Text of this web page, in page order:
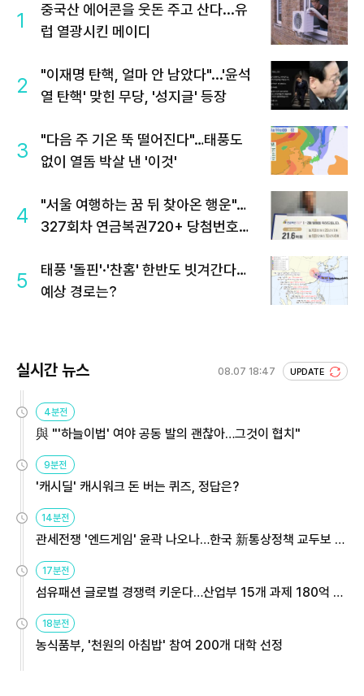
1
중국산 에어콘을 웃돈 주고 산다...유
럽 열광시킨 메이디
2
"이재명 탄핵, 얼마 안 남았다"...'윤석
열 탄핵' 맞힌 무당, '성지글' 등장
3
"다음 주 기온 뚝 떨어진다"…태풍도
없이 열돔 박살 낸 '이것'
4
"서울 여행하는 꿈 뒤 찾아온 행운"…
327회차 연금복권720+ 당첨번호조
5
태풍 '돌핀'·'찬홈' 한반도 빗겨간다…
예상 경로는?
실시간 뉴스 08.07 18:47 UPDATE
4분전
與 "'하늘이법' 여야 공동 발의 괜찮아…그것이 협치"
9분전
'캐시딜' 캐시워크 돈 버는 퀴즈, 정답은?
14분전
관세전쟁 '엔드게임' 윤곽 나오나…한국 新통상정책 교두보 활
용해야
17분전
섬유패션 글로벌 경쟁력 키운다…산업부 15개 과제 180억 지
원
18분전
농식품부, '천원의 아침밥' 참여 200개 대학 선정